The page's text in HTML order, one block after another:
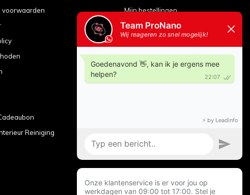
voorwaarden
Reiniging
Mijn bestellingen
Mijn tickets
Mijn verlanglijst
Vergelijk producten